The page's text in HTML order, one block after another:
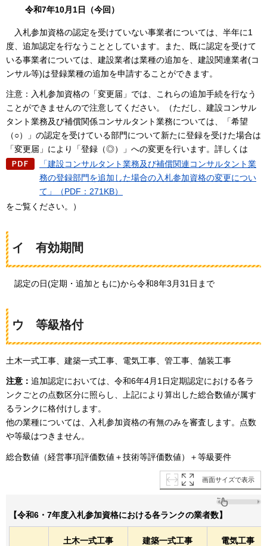
令和7年10月1日（今回）
入札参加資格の認定を受けていない事業者については、半年に1
度、追加認定を行なうこととしています。また、既に認定を受けて
いる事業者については、建設業者は業種の追加を、建設関連業者(コ
ンサル等)は登録業種の追加を申請することができます。
注意：入札参加資格の「変更届」では、これらの追加手続を行なう
ことができませんので注意してください。（ただし、建設コンサル
タント業務及び補償関係コンサルタント業務については、「希望
（○）」の認定を受けている部門について新たに登録を受けた場合は
「変更届」により「登録（◎）」への変更を行います。詳しくは
「建設コンサルタント業務及び補償関連コンサルタント業
務の登録部門を追加した場合の入札参加資格の変更につい
て」（PDF：271KB）
をご覧ください。）
イ 有効期間
認定の日(定期・追加ともに)から令和8年3月31日まで
ウ 等級格付
土木一式工事、建築一式工事、電気工事、管工事、舗装工事
注意： 追加認定においては、令和6年4月1日定期認定における各ラ
ンクごとの点数区分に照らし、上記により算出した総合数値が属す
るランクに格付けします。
他の業種については、入札参加資格の有無のみを審査します。点数
や等級はつきません。
総合数値（経営事項評価数値＋技術等評価数値）＋等級要件
画面サイズで表示
【令和6・7年度入札参加資格における各ランクの業者数】
土木一式工事 建築一式工事 電気工事